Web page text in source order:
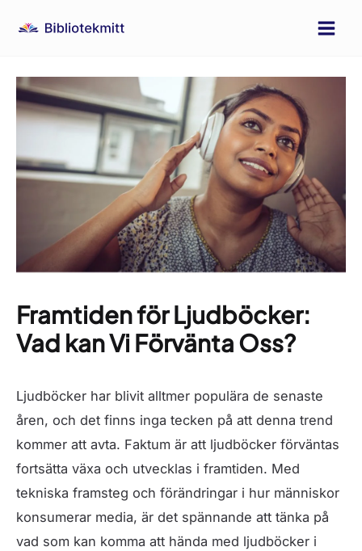
Framtiden för Ljudböcker:
Vad kan Vi Förvänta Oss?
Ljudböcker har blivit alltmer populära de senaste
åren, och det finns inga tecken på att denna trend
kommer att avta. Faktum är att ljudböcker förväntas
fortsätta växa och utvecklas i framtiden. Med
tekniska framsteg och förändringar i hur människor
konsumerar media, är det spännande att tänka på
vad som kan komma att hända med ljudböcker i